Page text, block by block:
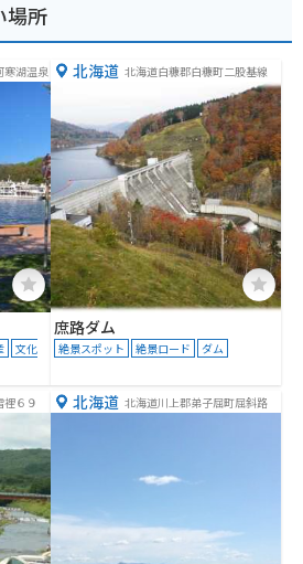
場所
寒湖温泉
文化
北海道 北海道白糠郡白糠町二股基線
庶路ダム
絶景スポット 絶景ロード ダム
６９ 北海道 北海道川上郡弟子屈町屈斜路